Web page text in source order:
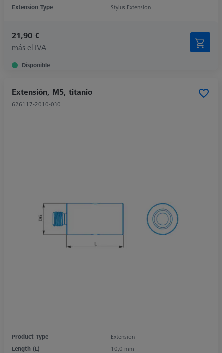
Extension Type
Stylus Extension
21,90 €
más el IVA
Disponible
Extensión, M5, titanio
626117-2010-030
Product Type
Extension
Length (L)
10,0 mm